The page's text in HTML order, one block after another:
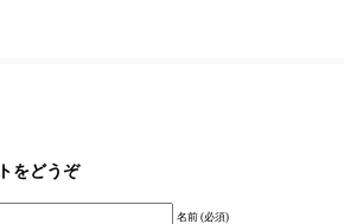
をどうぞ
名前 (必須)